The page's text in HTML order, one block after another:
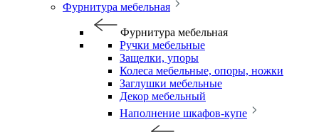
Фурнитура мебельная
Фурнитура мебельная
Ручки мебельные
Защелки, упоры
Колеса мебельные, опоры, ножки
Заглушки мебельные
Декор мебельный
Наполнение шкафов-купе